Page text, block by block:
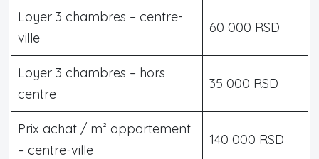
Loyer 3 chambres – centre-
ville
60 000 RSD
Loyer 3 chambres – hors
centre
35 000 RSD
Prix achat / m² appartement
– centre-ville
140 000 RSD